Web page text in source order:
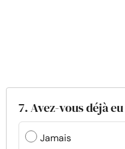
7. Avez-vous déjà
Jamais